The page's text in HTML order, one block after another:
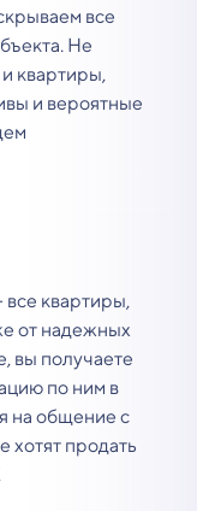
все
Не
квартиры,
и вероятные
квартиры,
от надежных
вы получаете
по ним в
на общение с
хотят продать